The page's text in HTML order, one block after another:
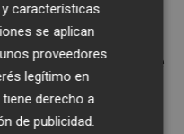
que hayan
competición"
mayor bajada de
ha advertido
de Bienestar.
características
se aplican
proveedores
legítimo en
derecho a
de publicidad.